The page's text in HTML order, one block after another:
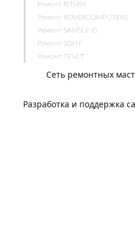
Ремонт RITMIX
Ремонт ROVERCOMPUTERS
Ремонт SAMSUNG
Ремонт SONY
Ремонт TEXET
Сеть ремонтных
Разработка и поддержка